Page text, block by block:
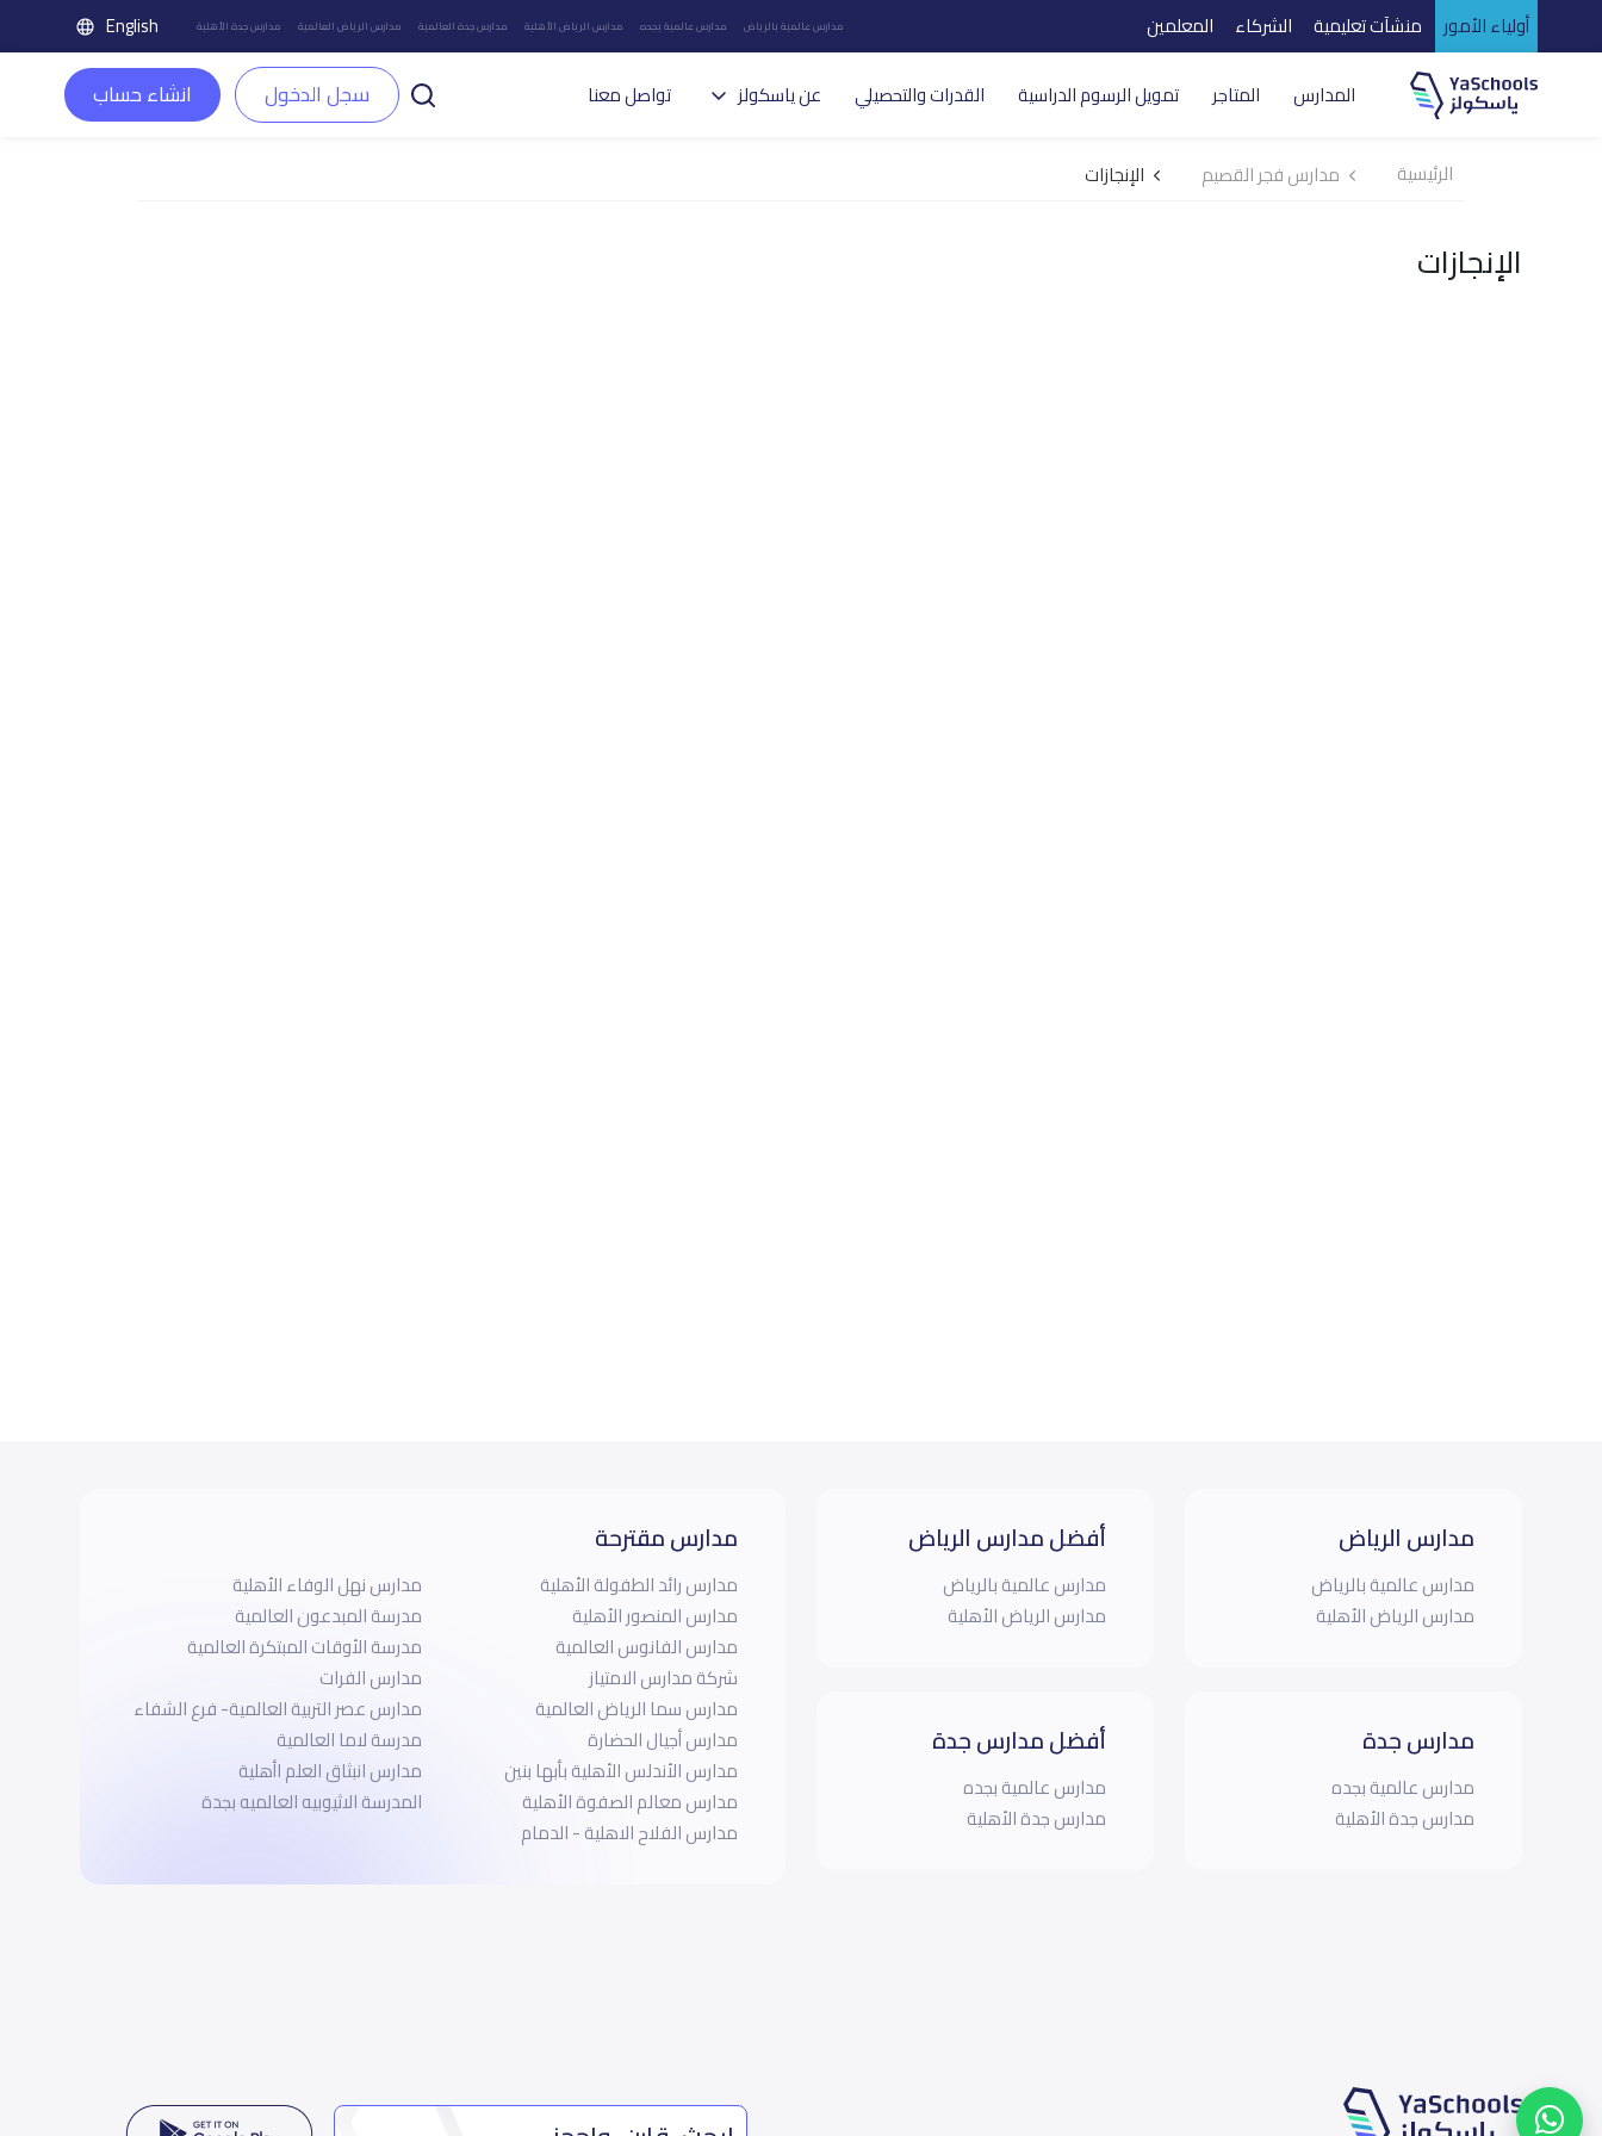
أولياء الأمور منشآت تعليمية الشركاء المعلمين مدارس عالمية بالرياض مدارس عالمية بجده مدارس الرياض الأهلية مدارس جدة العالمية مدارس الرياض العالمية مدارس جدة الأهلية English
المدارس المتاجر تمويل الرسوم الدراسية القدرات والتحصيلي عن ياسكولز تواصل معنا سجل الدخول انشاء حساب
الرئيسية مدارس فجر القصيم الإنجازات
الإنجازات
مدارس الرياض
مدارس عالمية بالرياض
مدارس الرياض الأهلية
مدارس جدة
مدارس عالمية بجده
مدارس جدة الأهلية
أفضل مدارس الرياض
مدارس عالمية بالرياض
مدارس الرياض الأهلية
أفضل مدارس جدة
مدارس عالمية بجده
مدارس جدة الأهلية
مدارس مقترحة
مدارس رائد الطفولة الأهلية
مدارس المنصور الأهلية
مدارس الفانوس العالمية
شركة مدارس الامتياز
مدارس سما الرياض العالمية
مدارس أجيال الحضارة
مدارس الأندلس الأهلية بأبها بنين
مدارس معالم الصفوة الأهلية
مدارس الفلاح الاهلية - الدمام
مدارس نهل الوفاء الأهلية
مدرسة المبدعون العالمية
مدرسة الأوقات المبتكرة العالمية
مدارس الفرات
مدارس عصر التربية العالمية- فرع الشفاء
مدرسة لاما العالمية
مدارس انبثاق العلم اأهلية
المدرسة الاثيوبيه العالميه بجدة